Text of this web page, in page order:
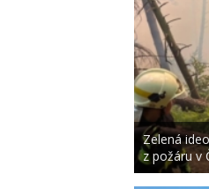
Zelená
z požáru v